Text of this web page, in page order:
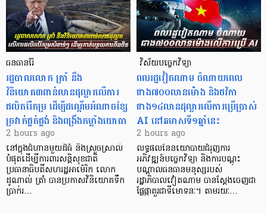
ធនធានរ៉ែ
​រដ្ឋបាលលោក ត្រាំ នឹង​
វិនិយោគ៣ពាន់លានដុល្លារលើការ
ផលិតរ៉ែកម្រ ដើម្បីដណ្តើមអំណាចខ្សែ
ច្រវាក់ផ្គត់ផ្គង់ និងពង្រឹងកម្លាំងយោធា
2 hours ago
នៅក្នុងជំហានមួយដ៏ធំ និងស្រួចស្រាល់
បំផុតដើម្បីការពារសន្តិសុខជាតិ
ប្រធានាធិបតីសហរដ្ឋអាម៉េរិក លោក
ដូណាល់ ត្រាំ បានប្រកាសវិនិយោគទឹក
ប្រាក់រ…
​​​​​​​​​​​​​​​​​​​​​​​​​​​​​ វិស័យបច្ចេកវិទ្យា
ពលរដ្ឋវៀតណាម ​ចំណាយពេល
ជាង៧០០លានម៉ោង និងថវិកា
ជាង១៤លានដុល្លារលើការប្រើប្រាស់
AI នៅឆមាសទី១ឆ្នាំនេះ
2 hours ago
លទ្ធផលនៃនយោបាយជំរុញការ
អភិវឌ្ឍន៍បច្ចេកវិទ្យា និងការបណ្តុះ
បណ្តាលធនធានមនុស្សរបស់
រដ្ឋាភិបាលវៀតណាម បានស្តែងចេញជា
ផ្លែផ្កាគួរជាទីមោទនៈ។ តាមរយៈ…